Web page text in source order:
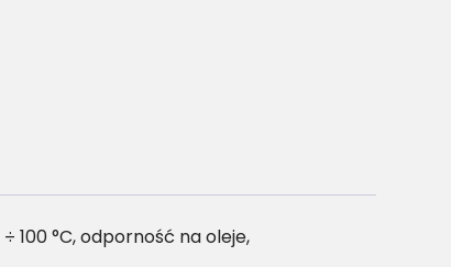
°C, odporność na oleje,